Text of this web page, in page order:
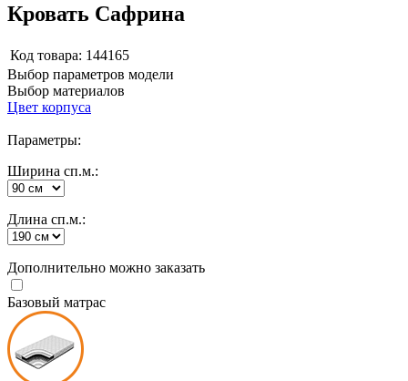
Кровать Сафрина
Код товара: 144165
Выбор параметров модели
Выбор материалов
Цвет корпуса
Параметры:
Ширина сп.м.:
Длина сп.м.:
Дополнительно можно заказать
Базовый матрас